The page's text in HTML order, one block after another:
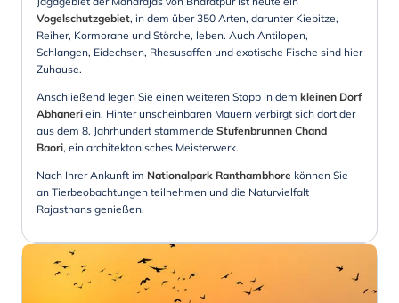
Vogelschutzgebiet, in dem über 350 Arten, darunter Kiebitze,
Reiher, Kormorane und Störche, leben. Auch Antilopen,
Schlangen, Eidechsen, Rhesusaffen und exotische Fische sind hier
Zuhause.
Anschließend legen Sie einen weiteren Stopp in dem kleinen Dorf
Abhaneri ein. Hinter unscheinbaren Mauern verbirgt sich dort der
aus dem 8. Jahrhundert stammende Stufenbrunnen Chand
Baori, ein architektonisches Meisterwerk.
Nach Ihrer Ankunft im Nationalpark Ranthambhore können Sie
an Tierbeobachtungen teilnehmen und die Naturvielfalt
Rajasthans genießen.